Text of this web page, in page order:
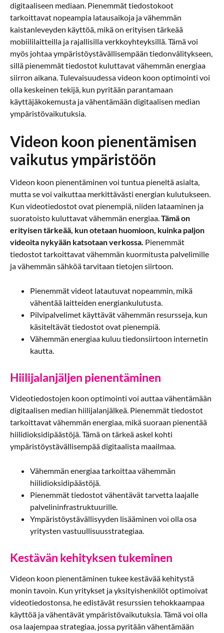
digitaaliseen mediaan. Pienemmät tiedostokoot
tarkoittavat nopeampia latausaikoja ja vähemmän
kaistanleveyden käyttöä, mikä on erityisen tärkeää
mobiililaitteilla ja rajallisilla verkkoyhteyksillä. Tämä voi
myös johtaa ympäristöystävällisempään tiedonvälitykseen,
sillä pienemmät tiedostot kuluttavat vähemmän energiaa
siirron aikana. Tulevaisuudessa videon koon optimointi voi
olla keskeinen tekijä, kun pyritään parantamaan
käyttäjäkokemusta ja vähentämään digitaalisen median
ympäristövaikutuksia.
Videon koon pienentämisen
vaikutus ympäristöön
Videon koon pienentäminen voi tuntua pieneltä asialta,
mutta se voi vaikuttaa merkittävästi energian kulutukseen.
Kun videotiedostot ovat pienempiä, niiden lataaminen ja
suoratoisto kuluttavat vähemmän energiaa.Tämä on
erityisen tärkeää, kun otetaan huomioon, kuinka paljon
videoita nykyään katsotaan verkossa. Pienemmät
tiedostot tarkoittavat vähemmän kuormitusta palvelimille
ja vähemmän sähköä tarvitaan tietojen siirtoon.
Pienemmät videot latautuvat nopeammin, mikä
vähentää laitteiden energiankulutusta.
Pilvipalvelimet käyttävät vähemmän resursseja, kun
käsiteltävät tiedostot ovat pienempiä.
Vähemmän energiaa kuluu tiedonsiirtoon internetin
kautta.
Hiilijalanjäljen pienentäminen
Videotiedostojen koon optimointi voi auttaa vähentämään
digitaalisen median hiilijalanjälkeä. Pienemmät tiedostot
tarkoittavat vähemmän energiaa, mikä suoraan pienentää
hiilidioksidipäästöjä. Tämä on tärkeä askel kohti
ympäristöystävällisempää digitaalista maailmaa.
Vähemmän energiaa tarkoittaa vähemmän
hiilidioksidipäästöjä.
Pienemmät tiedostot vähentävät tarvetta laajalle
palvelininfrastruktuurille.
Ympäristöystävällisyyden lisääminen voi olla osa
yritysten vastuullisuusstrategiaa.
Kestävän kehityksen tukeminen
Videon koon pienentäminen tukee kestävää kehitystä
monin tavoin. Kun yritykset ja yksityishenkilöt optimoivat
videotiedostonsa, he edistävät resurssien tehokkaampaa
käyttöä ja vähentävät ympäristövaikutuksia. Tämä voi olla
osa laajempaa strategiaa, jossa pyritään vähentämään